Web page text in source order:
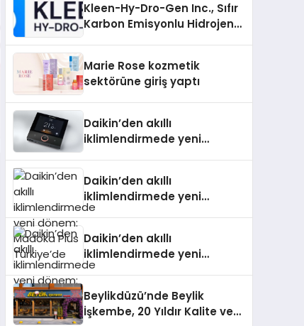
Kleen-Hy-Dro-Gen Inc., Sıfır
Karbon Emisyonlu Hidrojen
Aldı
Marie Rose kozmetik
sektörüne giriş yaptı
Daikin’den akıllı
iklimlendirmede yeni
Daikin’den akıllı
iklimlendirmede yeni
dönem: Madoka Plus
Daikin’den akıllı
iklimlendirmede yeni
dönem: Madoka Plus
Beylikdüzü’nde Beylik
İşkembe, 20 Yıldır Kalite ve